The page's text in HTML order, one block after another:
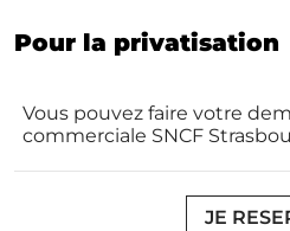
Pour la privatisation
Vous pouvez faire votre
commerciale SNCF
JE